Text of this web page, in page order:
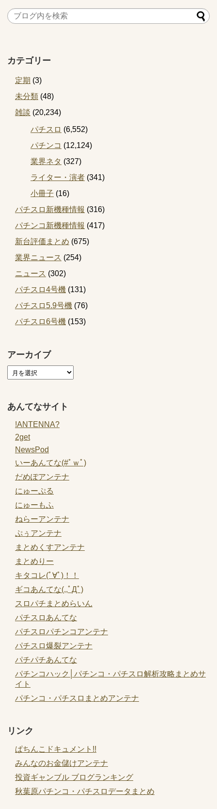
カテゴリー
定期 (3)
未分類 (48)
雑談 (20,234)
パチスロ (6,552)
パチンコ (12,124)
業界ネタ (327)
ライター・演者 (341)
小冊子 (16)
パチスロ新機種情報 (316)
パチンコ新機種情報 (417)
新台評価まとめ (675)
業界ニュース (254)
ニュース (302)
パチスロ4号機 (131)
パチスロ5.9号機 (76)
パチスロ6号機 (153)
アーカイブ
あんてなサイト
!ANTENNA?
2get
NewsPod
いーあんてな(#ﾟｗﾟ)
だめぽアンテナ
にゅーぷる
にゅーもふ
ねらーアンテナ
ぷぅアンテナ
まとめくすアンテナ
まとめりー
キタコレ(ﾟ∀ﾟ)！！
ギコあんてな(,,ﾟДﾟ)
スロパチまとめらいん
パチスロあんてな
パチスロパチンコアンテナ
パチスロ爆裂アンテナ
パチパチあんてな
パチンコハック│パチンコ・パチスロ解析攻略まとめサ
イト
パチンコ・パチスロまとめアンテナ
リンク
ぱちんこドキュメント!!
みんなのお金儲けアンテナ
投資ギャンブル ブログランキング
秋葉原パチンコ・パチスロデータまとめ